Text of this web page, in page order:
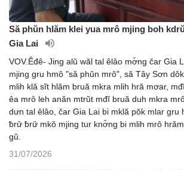
Să phŭn hlăm klei yua mrô mjing boh
Gia Lai
VOV.Êđê- Jing alŭ wăl tal êlâo mơ̆ng čar Gia
mjing gru hmô "să phŭn mrô", să Tây Sơn
mlih klă sĭt hlăm bruă mkra mlih hră mơar,
êa mrô leh anăn mtrŭt mđĭ bruă duh mkra
dưn tal êlâo, čar Gia Lai bi mklă pŏk mlar gru
ƀrư̆ ƀrư̆ mkŏ mjing tur knơ̆ng bi mlih mrô
gŭ.
31/07/2026